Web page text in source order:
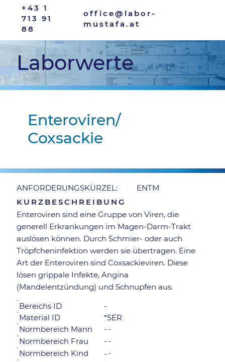
+43 1
713 91
88
office@labor-
mustafa.at
Laborwerte
Enteroviren/
Coxsackie
ANFORDERUNGSKÜRZEL:
ENTM
KURZBESCHREIBUNG
Enteroviren sind eine Gruppe von Viren, die
generell Erkrankungen im Magen-Darm-Trakt
auslösen können. Durch Schmier- oder auch
Tröpfcheninfektion werden sie übertragen. Eine
Art der Enteroviren sind Coxsackieviren. Diese
lösen grippale Infekte, Angina
(Mandelentzündung) und Schnupfen aus.
Bereichs ID
-
Material ID
*SER
Normbereich Mann
- -
Normbereich Frau
- -
Normbereich Kind
- -